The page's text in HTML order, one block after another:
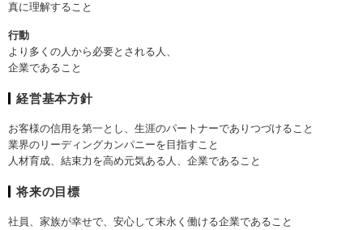
真に理解すること
行動
より多くの人から必要とされる人、
企業であること
経営基本方針
お客様の信用を第一とし、生涯のパートナーでありつづけること
業界のリーディングカンパニーを目指すこと
人材育成、結束力を高め元気ある人、企業であること
将来の目標
社員、家族が幸せで、安心して末永く働ける企業であること